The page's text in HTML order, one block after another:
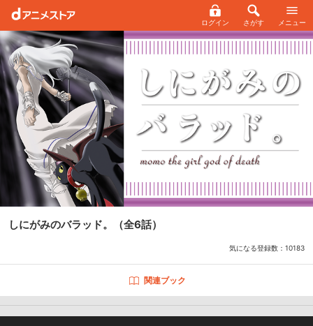
ログイン さがす メニュー
しにがみのバラッド。 （全6話）
気になる登録数： 10183
関連ブック